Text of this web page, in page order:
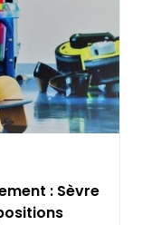
: Sèvre